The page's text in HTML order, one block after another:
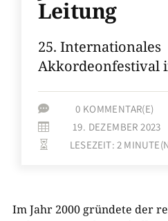
Leitung
25. Internationales
Akkordeonfestival
 0 KOMMENTAR(E)
 19. DEZEMBER 2023
 LESEZEIT: 2
Im Jahr 2000 gründete der